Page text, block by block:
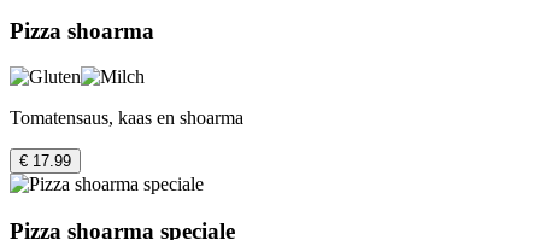
Pizza shoarma
Tomatensaus, kaas en shoarma
€ 17.99
Pizza shoarma speciale